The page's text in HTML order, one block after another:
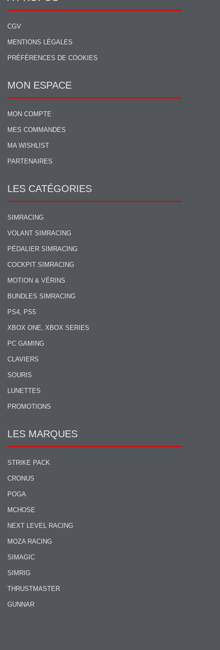
CGV
MENTIONS LÉGALES
PRÉFÉRENCES DE COOKIES
MON ESPACE
MON COMPTE
MES COMMANDES
MA WISHLIST
PARTENAIRES
LES CATÉGORIES
SIMRACING
VOLANT SIMRACING
PÉDALIER SIMRACING
COCKPIT SIMRACING
MOTION & VÉRINS
BUNDLES SIMRACING
PS4, PS5
XBOX ONE, XBOX SERIES
PC GAMING
CLAVIERS
SOURIS
LUNETTES
PROMOTIONS
LES MARQUES
STRIKE PACK
CRONUS
POGA
MCHOSE
NEXT LEVEL RACING
MOZA RACING
SIMAGIC
SIMRIG
THRUSTMASTER
GUNNAR